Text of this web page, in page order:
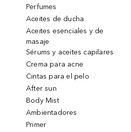
Perfumes
Aceites de ducha
Aceites esenciales y de
masaje
Sérums y aceites capilares
Crema para acne
Cintas para el pelo
After sun
Body Mist
Ambientadores
Primer